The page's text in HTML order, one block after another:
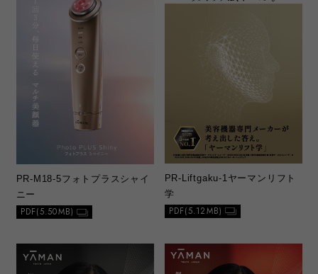
PR-M18‐5フォトプラスシャイ
ニー
PDF(5.50MB)
PR-Liftgaku-1 ヤーマンリフト
学
PDF(5.12MB)